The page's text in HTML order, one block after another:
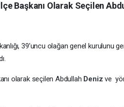
Başkanı Olarak Seçilen
39’uncu olağan genel kurulunu
olarak seçilen Abdullah Denizve